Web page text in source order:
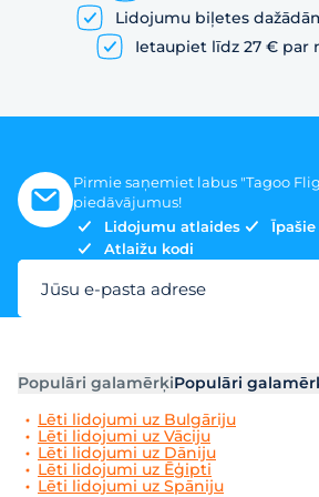
Lidojumu biļetes
Ietaupiet līdz 27 € par
Pirmie saņemiet labus "Tagoo
piedāvājumus!
Lidojumu atlaides
Atlaižu kodi
Jūsu e-pasta adrese
Populāri galamērķiPopulāri
Lēti lidojumi uz Bulgāriju
Lēti lidojumi uz Vāciju
Lēti lidojumi uz Dāniju
Lēti lidojumi uz Ēģipti
Lēti lidojumi uz Spāniju